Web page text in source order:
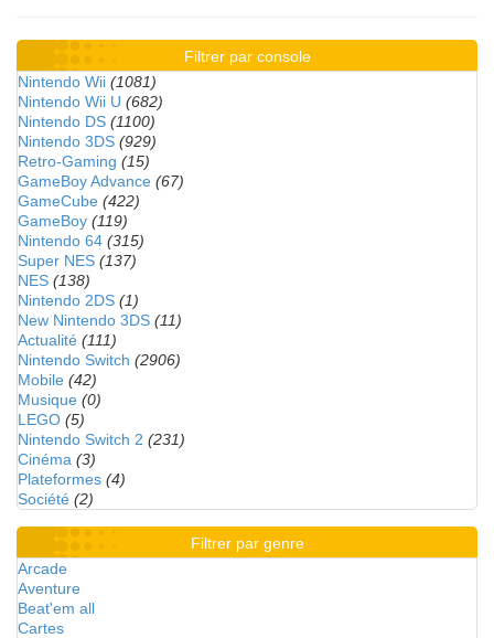
Filtrer par console
Nintendo Wii (1081)
Nintendo Wii U (682)
Nintendo DS (1100)
Nintendo 3DS (929)
Retro-Gaming (15)
GameBoy Advance (67)
GameCube (422)
GameBoy (119)
Nintendo 64 (315)
Super NES (137)
NES (138)
Nintendo 2DS (1)
New Nintendo 3DS (11)
Actualité (111)
Nintendo Switch (2906)
Mobile (42)
Musique (0)
LEGO (5)
Nintendo Switch 2 (231)
Cinéma (3)
Plateformes (4)
Société (2)
Filtrer par genre
Arcade
Aventure
Beat'em all
Cartes